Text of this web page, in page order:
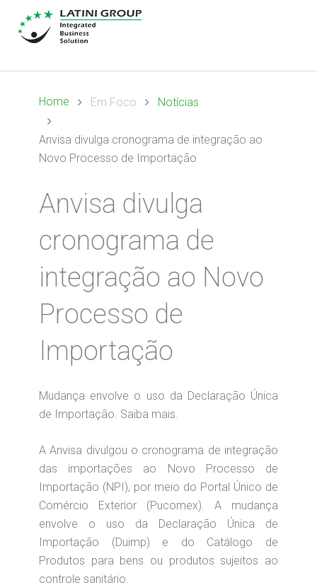
Home Em Foco Notícias
Anvisa divulga cronograma de integração ao
Novo Processo de Importação
Anvisa divulga
cronograma de
integração ao Novo
Processo de
Importação
Mudança envolve o uso da Declaração Única
de Importação. Saiba mais.
A Anvisa divulgou o cronograma de integração
das importações ao Novo Processo de
Importação (NPI), por meio do Portal Único de
Comércio Exterior (Pucomex). A mudança
envolve o uso da Declaração Única de
Importação (Duimp) e do Catálogo de
Produtos para bens ou produtos sujeitos ao
controle sanitário.